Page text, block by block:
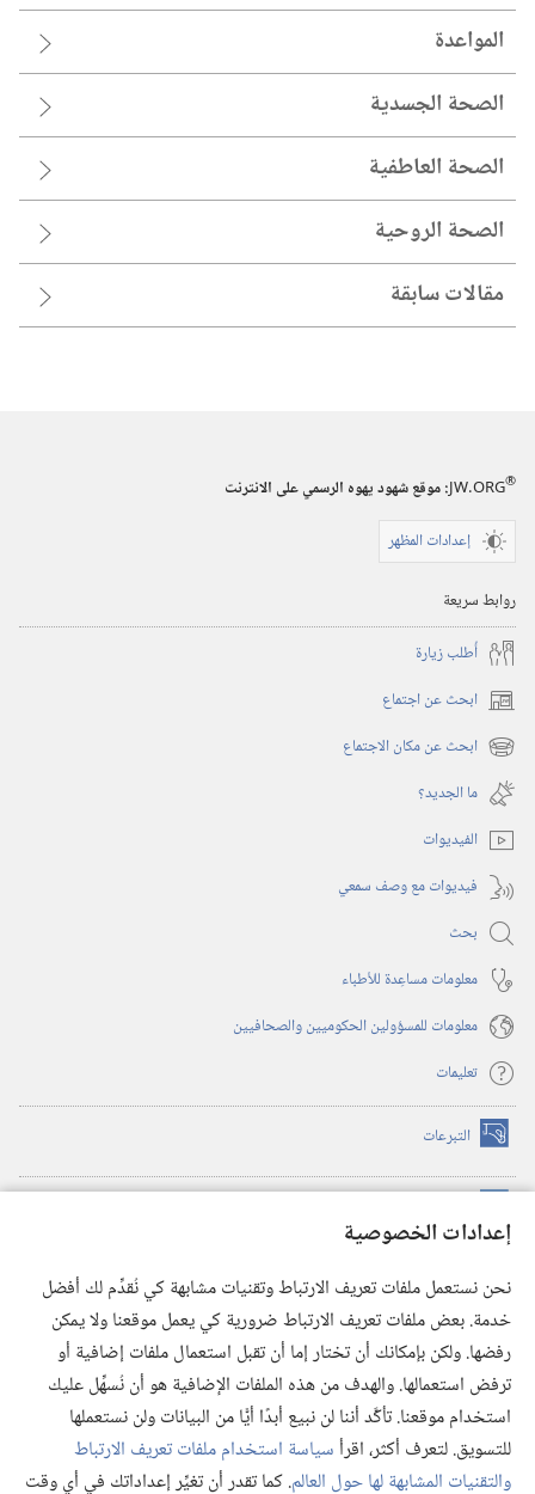
إعدادات الخصوصية
نحن نستعمل ملفات تعريف الارتباط وتقنيات مشابهة كي نُقدِّم لك أفضل
خدمة. بعض ملفات تعريف الارتباط ضرورية كي يعمل موقعنا ولا يمكن
رفضها. ولكن بإمكانك أن تختار إما أن تقبل استعمال ملفات إضافية أو
ترفض استعمالها. والهدف من هذه الملفات الإضافية هو أن نُسهِّل عليك
استخدام موقعنا. تأكَّد أننا لن نبيع أبدًا أيًّا من البيانات ولن نستعملها
للتسويق. لتعرف أكثر، اقرأسياسة استخدام ملفات تعريف الارتباط
والتقنيات المشابهة لها حول العالم. كما تقدر أن تغيِّر إعداداتك في أي وقت
المواعدة
الصحة الجسدية
الصحة العاطفية
الصحة الروحية
مقالات سابقة
JW.ORG®
:‏ موقع شهود يهوه الرسمي على الانترنت
إعدادات المظهر
روابط سريعة
أُطلب زيارة
ابحث عن اجتماع (يفتح
نافذة
جديدة)
ابحث عن مكان الاجتماع (يفتح
نافذة
جديدة)
ما الجديد؟‏
الفيديوات
فيديوات مع وصف سمعي
بحث
معلومات مساعِدة للأطباء
معلومات للمسؤولين الحكوميين والصحافيين
تعليمات
التبرعات (يفتح
نافذة
(يفتح
نافذة
(يفتح
نافذة
جديدة) تطبيق ®
JW Library
مكتبة برج المراقبة